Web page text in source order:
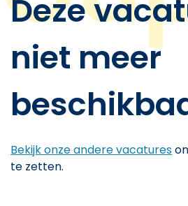
Deze
niet meer
Bekijk onze andere vacatures
te zetten.